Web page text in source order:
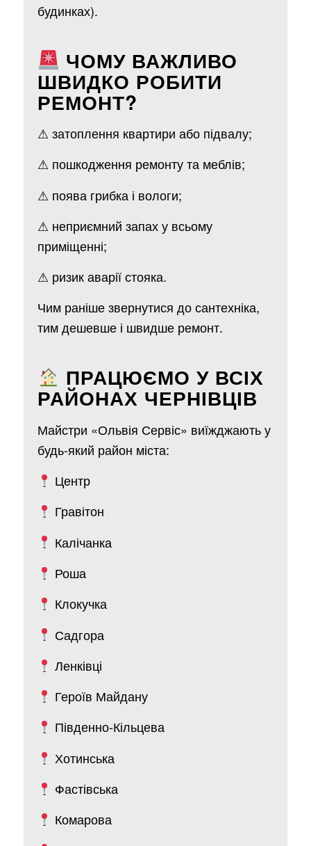
будинках).
ЧОМУ ВАЖЛИВО
ШВИДКО РОБИТИ
РЕМОНТ?
⚠ затоплення квартири або підвалу;
⚠ пошкодження ремонту та меблів;
⚠ поява грибка і вологи;
⚠ неприємний запах у всьому
приміщенні;
⚠ ризик аварії стояка.
Чим раніше звернутися до сантехніка,
тим дешевше і швидше ремонт.
ПРАЦЮЄМО У ВСІХ
РАЙОНАХ ЧЕРНІВЦІВ
Майстри «Ольвія Сервіс» виїжджають у
будь-який район міста:
Центр
Гравітон
Калічанка
Роша
Клокучка
Садгора
Ленківці
Героїв Майдану
Південно-Кільцева
Хотинська
Фастівська
Комарова